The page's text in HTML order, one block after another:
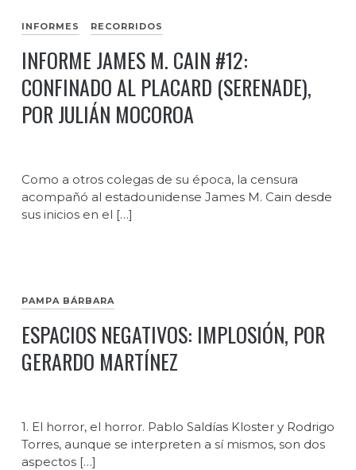
INFORMES RECORRIDOS
INFORME JAMES M. CAIN #12:
CONFINADO AL PLACARD (SERENADE),
POR JULIÁN MOCOROA
Como a otros colegas de su época, la censura
acompañó al estadounidense James M. Cain desde
sus inicios en el […]
PAMPA BÁRBARA
ESPACIOS NEGATIVOS: IMPLOSIÓN, POR
GERARDO MARTÍNEZ
1. El horror, el horror. Pablo Saldías Kloster y Rodrigo
Torres, aunque se interpreten a sí mismos, son dos
aspectos […]